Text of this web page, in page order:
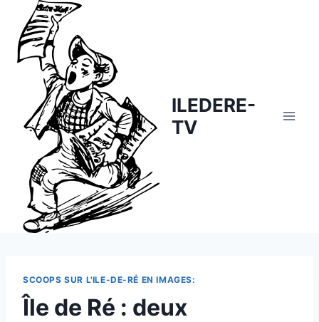
content
ILEDERE-
TV
SCOOPS SUR L'ILE-DE-RÉ EN IMAGES:
Île de Ré : deux